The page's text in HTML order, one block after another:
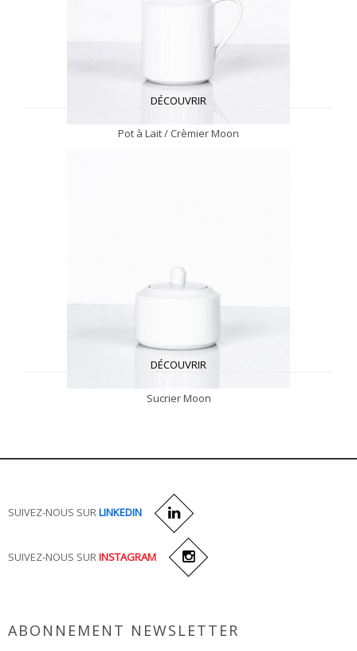
DÉCOUVRIR
Pot à Lait / Crèmier Moon
DÉCOUVRIR
Sucrier Moon
SUIVEZ-NOUS SURLINKEDIN
SUIVEZ-NOUS SURINSTAGRAM
ABONNEMENT NEWSLETTER